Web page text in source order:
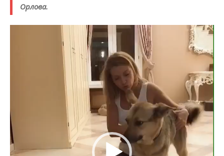
Орлова.